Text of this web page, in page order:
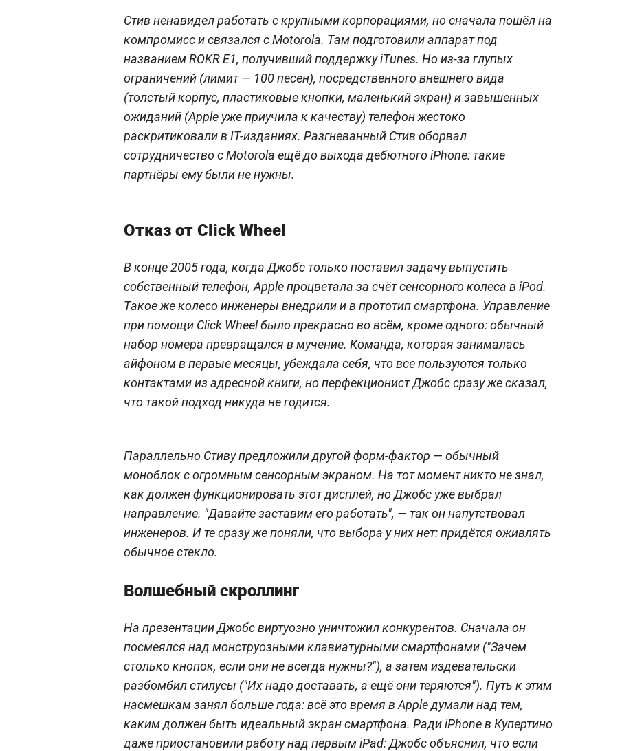
Стив ненавидел работать с крупными корпорациями, но сначала пошёл на
компромисс и связался с Motorola. Там подготовили аппарат под
названием ROKR E1, получивший поддержку iTunes. Но из-за глупых
ограничений (лимит — 100 песен), посредственного внешнего вида
(толстый корпус, пластиковые кнопки, маленький экран) и завышенных
ожиданий (Apple уже приучила к качеству) телефон жестоко
раскритиковали в IT-изданиях. Разгневанный Стив оборвал
сотрудничество с Motorola ещё до выхода дебютного iPhone: такие
партнёры ему были не нужны.
Отказ от Click Wheel
В конце 2005 года, когда Джобс только поставил задачу выпустить
собственный телефон, Apple процветала за счёт сенсорного колеса в iPod.
Такое же колесо инженеры внедрили и в прототип смартфона. Управление
при помощи Click Wheel было прекрасно во всём, кроме одного: обычный
набор номера превращался в мучение. Команда, которая занималась
айфоном в первые месяцы, убеждала себя, что все пользуются только
контактами из адресной книги, но перфекционист Джобс сразу же сказал,
что такой подход никуда не годится.
Параллельно Стиву предложили другой форм-фактор — обычный
моноблок с огромным сенсорным экраном. На тот момент никто не знал,
как должен функционировать этот дисплей, но Джобс уже выбрал
направление. "Давайте заставим его работать", — так он напутствовал
инженеров. И те сразу же поняли, что выбора у них нет: придётся оживлять
обычное стекло.
Волшебный скроллинг
На презентации Джобс виртуозно уничтожил конкурентов. Сначала он
посмеялся над монструозными клавиатурными смартфонами ("Зачем
столько кнопок, если они не всегда нужны?"), а затем издевательски
разбомбил стилусы ("Их надо доставать, а ещё они теряются"). Путь к этим
насмешкам занял больше года: всё это время в Apple думали над тем,
каким должен быть идеальный экран смартфона. Ради iPhone в Купертино
даже приостановили работу над первым iPad: Джобс объяснил, что если